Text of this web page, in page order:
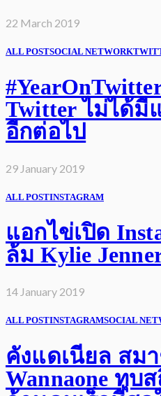
22 March 2019
ALL POSTSOCIAL NETWORK
Twitter ไม่ได้มี
อีกต่อไป
29 January 2019
ALL POSTINSTAGRAM
แอกไข่เปิด
ล้ม Kylie
14 January 2019
ALL POSTINSTAGRAMSOCIAL
คังแดเนียล สม
Wannaone ทุบ